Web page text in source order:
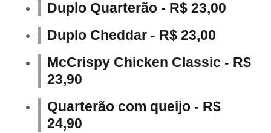
Duplo Quarterão - R$ 23,00
Duplo Cheddar - R$ 23,00
McCrispy Chicken Classic - R$
23,90
Quarterão com queijo - R$
24,90